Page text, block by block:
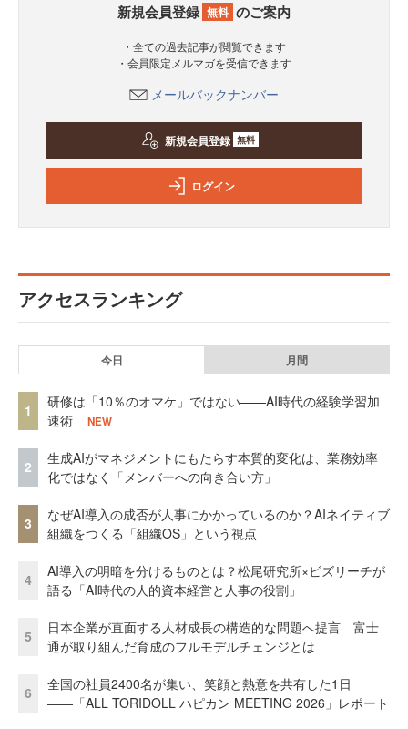
新規会員登録 無料 のご案内
・全ての過去記事が閲覧できます
・会員限定メルマガを受信できます
メールバックナンバー
新規会員登録 無料
ログイン
アクセスランキング
今日 月間
1
研修は「10％のオマケ」ではない——AI時代の経験学習加
速術
NEW
2
生成AIがマネジメントにもたらす本質的変化は、業務効率
化ではなく「メンバーへの向き合い方」
3
なぜAI導入の成否が人事にかかっているのか？AIネイティブ
組織をつくる「組織OS」という視点
4
AI導入の明暗を分けるものとは？松尾研究所×ビズリーチが
語る「AI時代の人的資本経営と人事の役割」
5
日本企業が直面する人材成長の構造的な問題へ提言 富士
通が取り組んだ育成のフルモデルチェンジとは
6
全国の社員2400名が集い、笑顔と熱意を共有した1日
――「ALL TORIDOLL ハピカン MEETING 2026」レポート